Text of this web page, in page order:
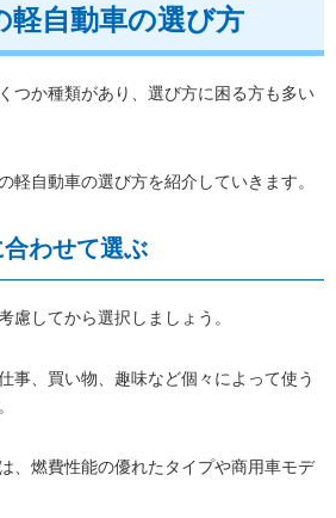
軽自動車の選び方
つか種類があり、選び方に困る方も多い
軽自動車の選び方を紹介していきます。
わせて選ぶ
慮してから選択しましょう。
事、買い物、趣味など個々によって使う
、燃費性能の優れたタイプや商用車モデ